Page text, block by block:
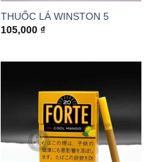
THUỐC LÁ WINSTON 5
105,000 ₫